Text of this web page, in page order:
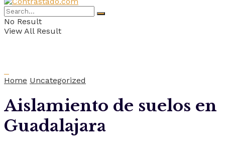
No Result
View All Result
Home Uncategorized
Aislamiento de suelos en
Guadalajara